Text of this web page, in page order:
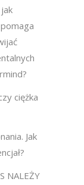
ciężka
Jak
NALEŻY